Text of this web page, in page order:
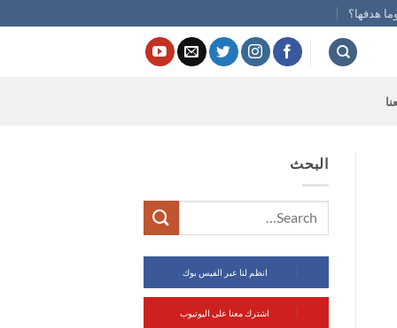
هدفها؟
البحث
انظم لنا عبر الفيس بوك
اشترك معنا على اليوتيوب